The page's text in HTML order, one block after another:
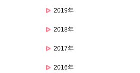
2019年
2018年
2017年
2016年